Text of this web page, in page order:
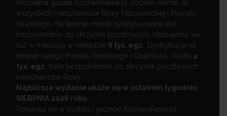
Bezpłatna gazeta KochamRawe.pl dociera niemal do
wszystkich mieszkańców Rawy Mazowieckiej i Powiatu
Rawskiego. Na terenie miasta dystrybuowana jest
bezpośrednio do skrzynek pocztowych. Ukazujemy się
raz w miesiącu w nakładzie 8 tys. egz.
Dystrybucja na
terenie całego Powiatu Rawskiego i Głuchowa. Około 4
tys. egz. trafia bezpośrednio do skrzynek pocztowych
mieszkańców Rawy.
Najbliższe wydanie ukaże się w ostatnim tygodniu
SIERPNIA 2026 roku.
Reklamuj się w portalu i gazecie KochamRawe.pl